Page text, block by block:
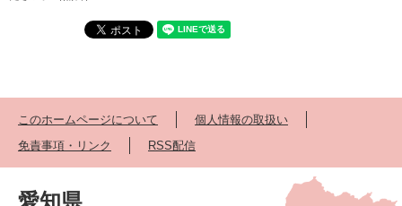
このホームページについて
個人情報の取扱い
免責事項・リンク
RSS配信
愛知県